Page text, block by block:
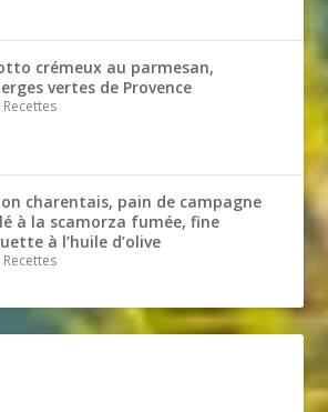
crémeux au parmesan,
vertes de Provence
Recettes
charentais, pain de campagne
à la scamorza fumée, fine
à l’huile d’olive
Recettes